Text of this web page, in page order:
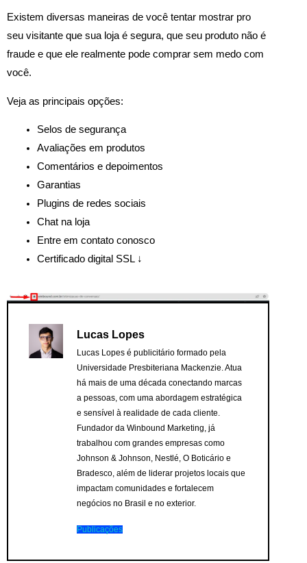
Existem diversas maneiras de você tentar mostrar pro
seu visitante que sua loja é segura, que seu produto não é
fraude e que ele realmente pode comprar sem medo com
você.
Veja as principais opções:
Selos de segurança
Avaliações em produtos
Comentários e depoimentos
Garantias
Plugins de redes sociais
Chat na loja
Entre em contato conosco
Certificado digital SSL ↓
Lucas Lopes
Lucas Lopes é publicitário formado pela
Universidade Presbiteriana Mackenzie. Atua
há mais de uma década conectando marcas
a pessoas, com uma abordagem estratégica
e sensível à realidade de cada cliente.
Fundador da Winbound Marketing, já
trabalhou com grandes empresas como
Johnson & Johnson, Nestlé, O Boticário e
Bradesco, além de liderar projetos locais que
impactam comunidades e fortalecem
negócios no Brasil e no exterior.
Publicações